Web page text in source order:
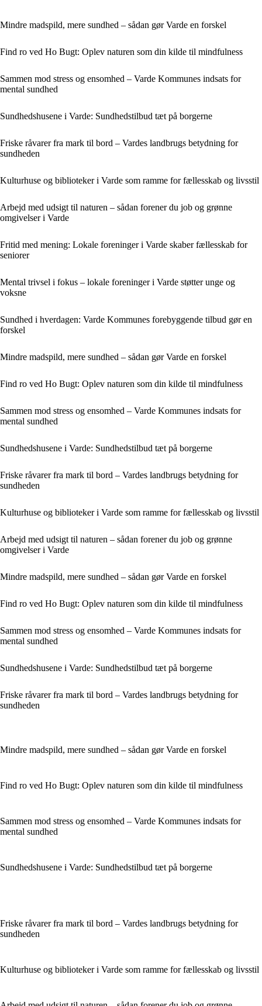
Mindre madspild, mere sundhed – sådan gør Varde en forskel
Find ro ved Ho Bugt: Oplev naturen som din kilde til mindfulness
Sammen mod stress og ensomhed – Varde Kommunes indsats for
mental sundhed
Sundhedshusene i Varde: Sundhedstilbud tæt på borgerne
Friske råvarer fra mark til bord – Vardes landbrugs betydning for
sundheden
Kulturhuse og biblioteker i Varde som ramme for fællesskab og livsstil
Arbejd med udsigt til naturen – sådan forener du job og grønne
omgivelser i Varde
Fritid med mening: Lokale foreninger i Varde skaber fællesskab for
seniorer
Mental trivsel i fokus – lokale foreninger i Varde støtter unge og
voksne
Sundhed i hverdagen: Varde Kommunes forebyggende tilbud gør en
forskel
Mindre madspild, mere sundhed – sådan gør Varde en forskel
Find ro ved Ho Bugt: Oplev naturen som din kilde til mindfulness
Sammen mod stress og ensomhed – Varde Kommunes indsats for
mental sundhed
Sundhedshusene i Varde: Sundhedstilbud tæt på borgerne
Friske råvarer fra mark til bord – Vardes landbrugs betydning for
sundheden
Kulturhuse og biblioteker i Varde som ramme for fællesskab og livsstil
Arbejd med udsigt til naturen – sådan forener du job og grønne
omgivelser i Varde
Mindre madspild, mere sundhed – sådan gør Varde en forskel
Find ro ved Ho Bugt: Oplev naturen som din kilde til mindfulness
Sammen mod stress og ensomhed – Varde Kommunes indsats for
mental sundhed
Sundhedshusene i Varde: Sundhedstilbud tæt på borgerne
Friske råvarer fra mark til bord – Vardes landbrugs betydning for
sundheden
Mindre madspild, mere sundhed – sådan gør Varde en forskel
Find ro ved Ho Bugt: Oplev naturen som din kilde til mindfulness
Sammen mod stress og ensomhed – Varde Kommunes indsats for
mental sundhed
Sundhedshusene i Varde: Sundhedstilbud tæt på borgerne
Friske råvarer fra mark til bord – Vardes landbrugs betydning for
sundheden
Kulturhuse og biblioteker i Varde som ramme for fællesskab og livsstil